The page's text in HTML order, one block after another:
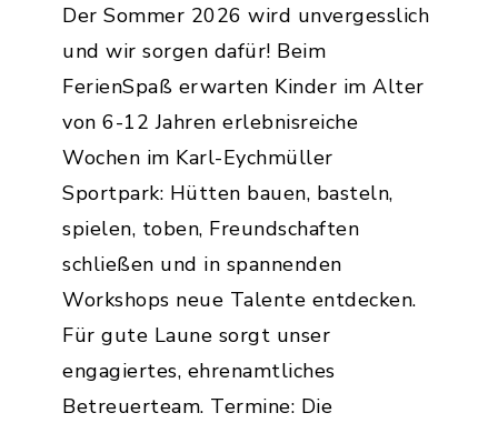
Der Sommer 2026 wird unvergesslich
und wir sorgen dafür! Beim
FerienSpaß erwarten Kinder im Alter
von 6-12 Jahren erlebnisreiche
Wochen im Karl-Eychmüller
Sportpark: Hütten bauen, basteln,
spielen, toben, Freundschaften
schließen und in spannenden
Workshops neue Talente entdecken.
Für gute Laune sorgt unser
engagiertes, ehrenamtliches
Betreuerteam. Termine: Die